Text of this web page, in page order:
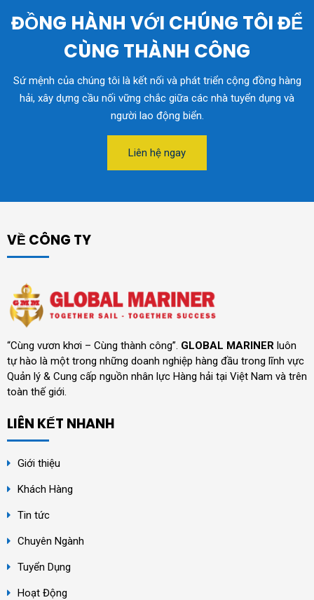
ĐỒNG HÀNH VỚI CHÚNG TÔI ĐỂ
CÙNG THÀNH CÔNG
Sứ mệnh của chúng tôi là kết nối và phát triển cộng đồng hàng
hải, xây dựng cầu nối vững chắc giữa các nhà tuyển dụng và
người lao động biển.
Liên hệ ngay
VỀ CÔNG TY
“Cùng vươn khơi – Cùng thành công”. GLOBAL MARINER luôn
tự hào là một trong những doanh nghiệp hàng đầu trong lĩnh vực
Quản lý & Cung cấp nguồn nhân lực Hàng hải tại Việt Nam và trên
toàn thế giới.
LIÊN KẾT NHANH
Giới thiệu
Khách Hàng
Tin tức
Chuyên Ngành
Tuyển Dụng
Hoạt Động